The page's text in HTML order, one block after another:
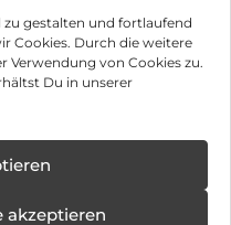
gestalten und fortlaufend
Cookies. Durch die weitere
Verwendung von Cookies zu.
Du in unserer
akzeptieren